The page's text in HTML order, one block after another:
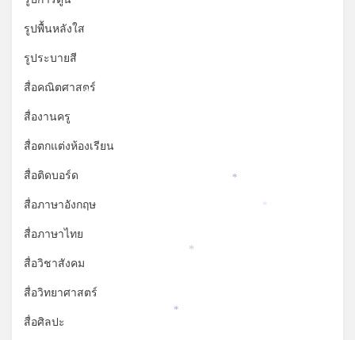
รูปพื้นหลังใส
รูประบายสี
สื่อคณิตศาสตร์
สื่องานครู
สื่อตกแต่งห้องเรียน
สื่อติดบอร์ด
สื่อภาษาอังกฤษ
สื่อภาษาไทย
สื่อวิชาสังคม
สื่อวิทยาศาสตร์
สื่อศิลปะ